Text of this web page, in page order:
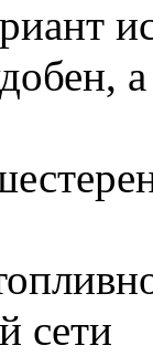
сети